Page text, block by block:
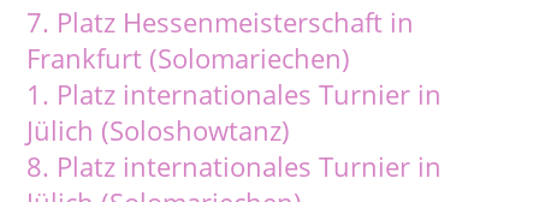
7. Platz Hessenmeisterschaft in
Frankfurt (Solomariechen)
1. Platz internationales Turnier in
Jülich (Soloshowtanz)
8. Platz internationales Turnier in